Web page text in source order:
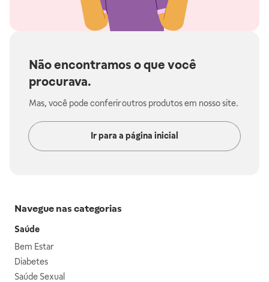
Não encontramos o que você
procurava.
Mas, você pode conferir outros produtos em nosso site.
Ir para a página inicial
Navegue nas categorias
Saúde
Bem Estar
Diabetes
Saúde Sexual